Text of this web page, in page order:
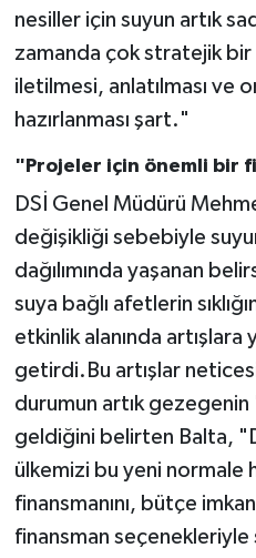
nesiller için suyun artık
zamanda çok stratejik bir
iletilmesi, anlatılması ve
hazırlanması şart."
"Projeler için önemli bir
DSİ Genel Müdürü
değişikliği sebebiyle
dağılımında yaşanan
suya bağlı afetlerin
etkinlik alanında artışlara
getirdi.Bu artışlar
durumun artık
geldiğini belirten Balta,
ülkemizi bu yeni normale
finansmanını, bütçe
finansman seçenekleriyle